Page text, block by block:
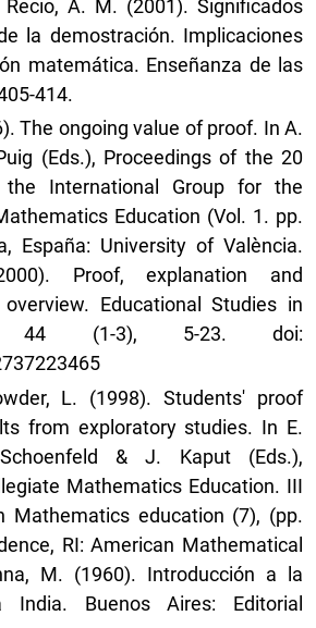
Á. M. (2001). Significados
la demostración. Implicaciones
matemática. Enseñanza de las
414.
The ongoing value of proof. In A.
(Eds.), Proceedings of the 20
the International Group for the
Education (Vol. 1. pp.
España: University of València.
Proof, explanation and
Educational Studies in
44 (1-3), 5-23. doi:
L. (1998). Students' proof
from exploratory studies. In E.
& J. Kaput (Eds.),
Mathematics Education. III
Mathematics education (7), (pp.
RI: American Mathematical
M. (1960). Introducción a la
Buenos Aires: Editorial